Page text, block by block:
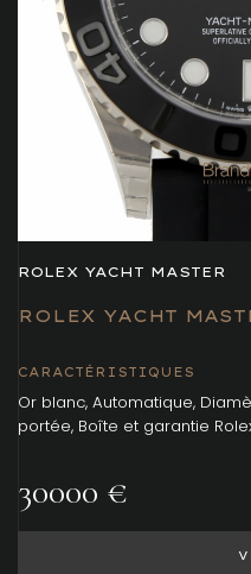
ROLEX YACHT MASTER
ROLEX YACHT
CARACTÉRISTIQUES
Or blanc, Automatique,
portée, Boîte et garantie
30000 €